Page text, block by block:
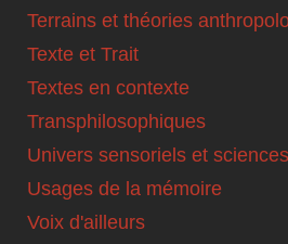
Terrains et théories
Texte et Trait
Textes en contexte
Transphilosophiques
Univers sensoriels et
Usages de la mémoire
Voix d'ailleurs